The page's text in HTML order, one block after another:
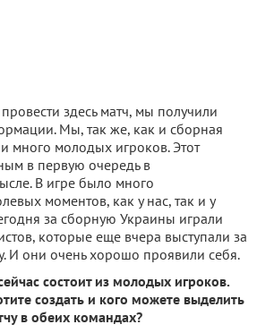
здесь матч, мы получили
Мы, так же, как и сборная
много молодых игроков. Этот
в первую очередь в
В игре было много
моментов, как у нас, так и у
за сборную Украины играли
которые еще вчера выступали за
И они очень хорошо проявили себя.
состоит из молодых игроков.
создать и кого можете выделить
в обеих командах?